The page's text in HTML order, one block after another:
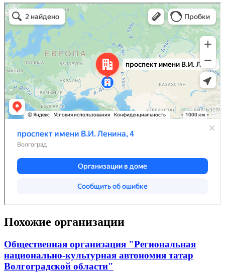
Похожие организации
Общественная организация "Региональная
национально-культурная автономия татар
Волгоградской области"